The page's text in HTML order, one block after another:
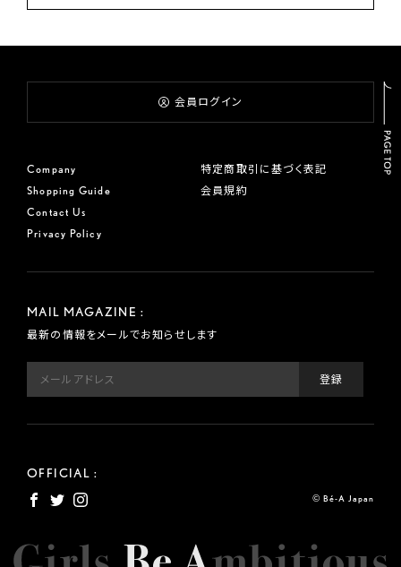
Company
Shopping Guide
Contact Us
Privacy Policy
特定商取引に基づく表記
会員規約
MAIL MAGAZINE :
最新の情報をメールでお知らせします
会員ログイン
OFFICIAL :
© Bé-A Japan